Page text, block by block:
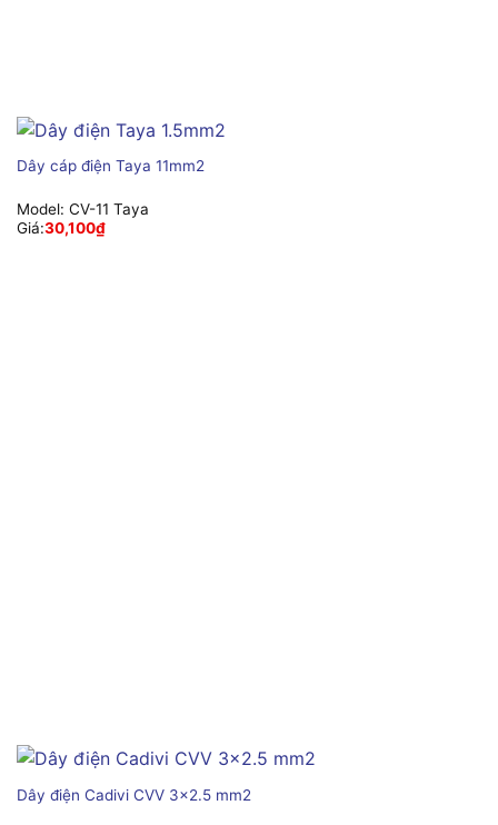
Dây cáp điện Taya 11mm2
Model: CV-11 Taya
Giá:30,100₫
Dây điện Cadivi CVV 3×2.5 mm2